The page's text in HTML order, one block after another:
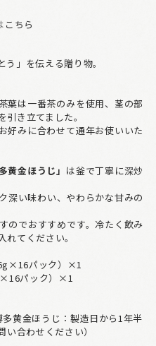
こちら
」を伝える贈り物。
葉は一番茶のみを使用、茎の部
き立てました。
好みに合わせて通年お使いいた
黄金ほうじ」 は釜で丁寧に深炒
深い味わい、やわらかな甘みの
のでおすすめです。冷たく飲み
てください。
パック）×1
パック）×1
黄金ほうじ：製造日から1年半
合わせください）